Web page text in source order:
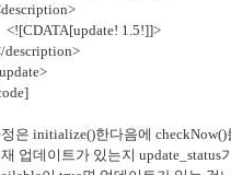
1.5!]]>
description>
은 initialize()한다음에 checkNow()
업데이트가 있는지 update_status